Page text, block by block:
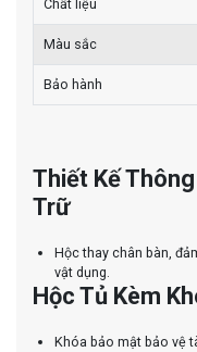
Chất liệu
Màu sắc
Bảo hành
Thiết Kế
Trữ
Hộc thay chân bàn,
vật dụng.
Hộc Tủ Kèm
Khóa bảo mật bảo vệ